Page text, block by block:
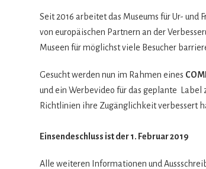
Seit 2016 arbei­tet das Muse­ums für Ur- und
von euro­päi­schen Part­nern an der
Museen für mög­lichst viele Besu­cher
Gesucht wer­den nun im Rah­men eines
und ein Wer­be­vi­deo für das geplante
Richt­li­nien ihre Zugäng­lich­keit ver­bes­sert
Ein­sen­de­schluss ist der 1. Februar 2019
Alle wei­te­ren Infor­ma­tio­nen und